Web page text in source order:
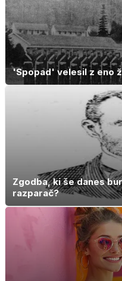
'Spopad' velesil z eno
Zgodba, ki še danes
razparač?